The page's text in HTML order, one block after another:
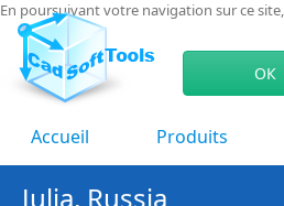
En poursuivant votre navigation sur ce
ОК
Accueil Produits
Julia, Russia